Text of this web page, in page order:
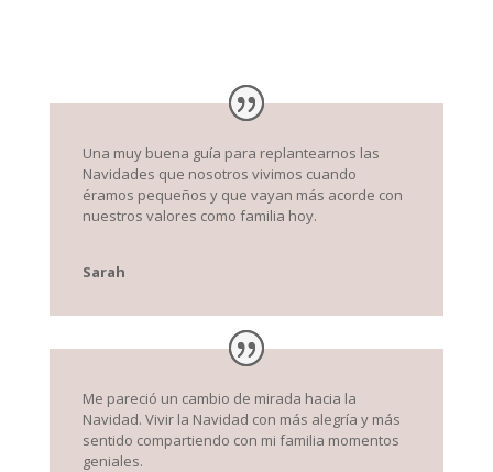
Una muy buena guía para replantearnos las
Navidades que nosotros vivimos cuando
éramos pequeños y que vayan más acorde con
nuestros valores como familia hoy.
Sarah
Me pareció un cambio de mirada hacia la
Navidad. Vivir la Navidad con más alegría y más
sentido compartiendo con mi familia momentos
geniales.